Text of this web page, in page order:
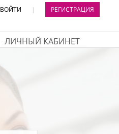
ВОЙТИ | РЕГИСТРАЦИЯ
ЛИЧНЫЙ КАБИНЕТ